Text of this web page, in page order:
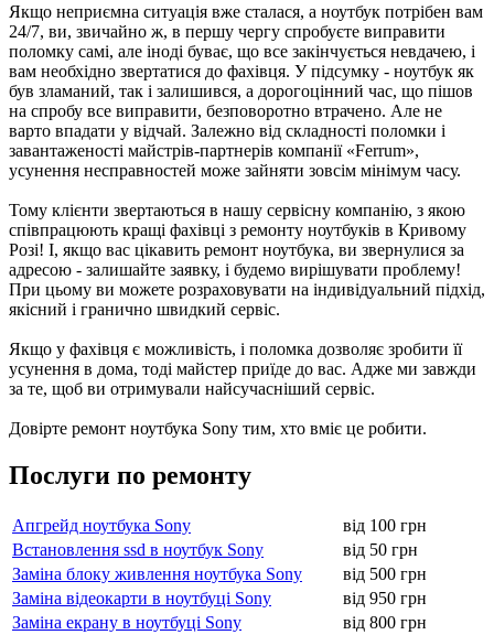
Якщо неприємна ситуація вже сталася, а ноутбук потрібен вам
24/7, ви, звичайно ж, в першу чергу спробуєте виправити
поломку самі, але іноді буває, що все закінчується невдачею, і
вам необхідно звертатися до фахівця. У підсумку - ноутбук як
був зламаний, так і залишився, а дорогоцінний час, що пішов
на спробу все виправити, безповоротно втрачено. Але не
варто впадати у відчай. Залежно від складності поломки і
завантаженості майстрів-партнерів компанії «Ferrum»,
усунення несправностей може зайняти зовсім мінімум часу.
Тому клієнти звертаються в нашу сервісну компанію, з якою
співпрацюють кращі фахівці з ремонту ноутбуків в Кривому
Розі! І, якщо вас цікавить ремонт ноутбука, ви звернулися за
адресою - залишайте заявку, і будемо вирішувати проблему!
При цьому ви можете розраховувати на індивідуальний підхід,
якісний і гранично швидкий сервіс.
Якщо у фахівця є можливість, і поломка дозволяє зробити її
усунення в дома, тоді майстер приїде до вас. Адже ми завжди
за те, щоб ви отримували найсучасніший сервіс.
Довірте ремонт ноутбука Sony тим, хто вміє це робити.
Послуги по ремонту
Апгрейд ноутбука Sony
від 100 грн
Встановлення ssd в ноутбук Sony
від 50 грн
Заміна блоку живлення ноутбука Sony
від 500 грн
Заміна відеокарти в ноутбуці Sony
від 950 грн
Заміна екрану в ноутбуці Sony
від 800 грн